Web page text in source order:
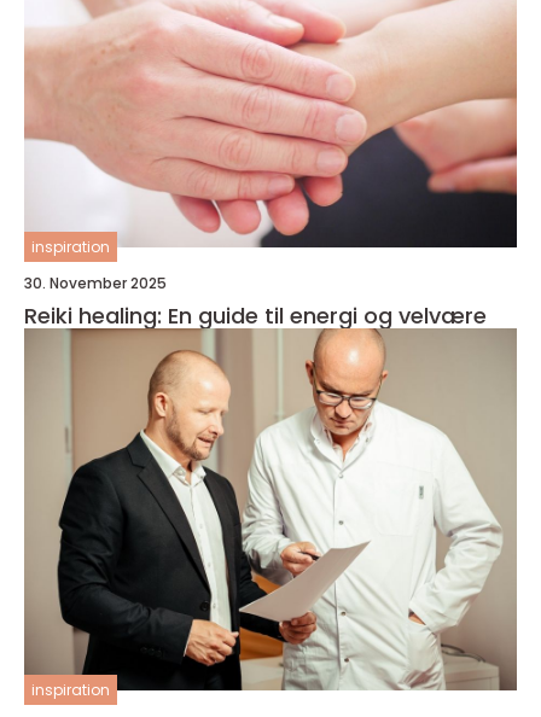
inspiration
30. November 2025
Reiki healing: En guide til energi og velvære
inspiration